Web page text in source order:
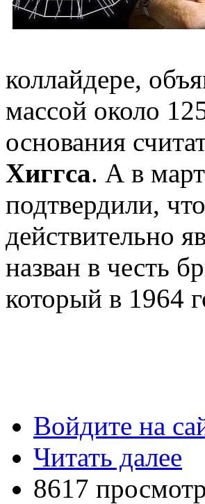
коллайдере,
массой около
основания
Хиггса. А в
подтвердили,
действительно
назван в честь
который в 1964
Войдите на
Читать далее
8617